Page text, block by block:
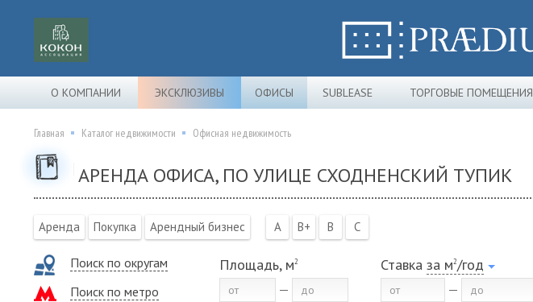
О КОМПАНИИ ЭКСКЛЮЗИВЫ ОФИСЫ SUBLEASE ТОРГОВЫЕ ПОМЕЩЕНИЯ
Главная Каталог недвижимости Офисная недвижимость
АРЕНДА ОФИСА, ПО УЛИЦЕ СХОДНЕНСКИЙ ТУПИК
Аренда Покупка Арендный бизнес A B+ B C
Поиск по округам
Поиск по метро
Площадь, м2 Ставка за м2/год